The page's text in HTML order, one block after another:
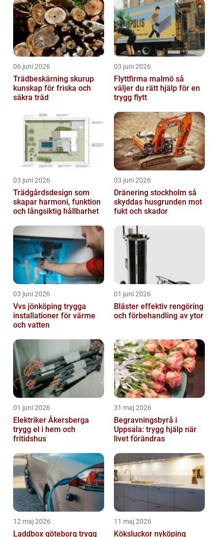
06 juni 2026
Trädbeskärning skurup
kunskap för friska och
säkra träd
03 juni 2026
Flyttfirma malmö så
väljer du rätt hjälp för en
trygg flytt
03 juni 2026
Trädgårdsdesign som
skapar harmoni, funktion
och långsiktig hållbarhet
03 juni 2026
Dränering stockholm så
skyddas husgrunden mot
fukt och skador
03 juni 2026
Vvs jönköping trygga
installationer för värme
och vatten
01 juni 2026
Bläster effektiv rengöring
och förbehandling av ytor
01 juni 2026
Elektriker Åkersberga
trygg el i hem och
fritidshus
31 maj 2026
Begravningsbyrå i
Uppsala: trygg hjälp när
livet förändras
12 maj 2026
Laddbox göteborg trygg
11 maj 2026
Köksluckor nyköping